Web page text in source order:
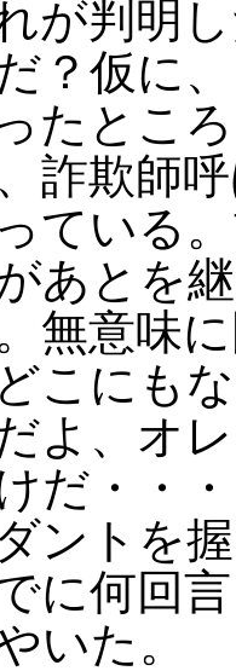
が判明
？仮に
たとこ
詐欺師
ている
あとを
無意味
こにも
だよ、オ
だ・・
トを握
に何回
いた。